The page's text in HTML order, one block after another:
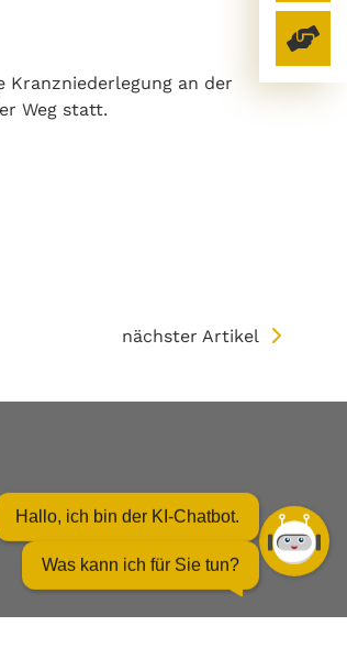
Kranzniederlegung an der
Weg statt.
nächster Artikel
Hallo, ich bin der KI-Chatbot.
Was kann ich für Sie tun?